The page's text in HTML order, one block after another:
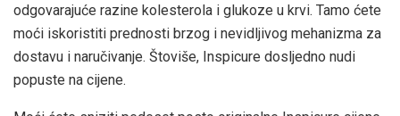
odgovarajuće razine kolesterola i glukoze u krvi. Tamo ćete
moći iskoristiti prednosti brzog i nevidljivog mehanizma za
dostavu i naručivanje. Štoviše, Inspicure dosljedno nudi
popuste na cijene.